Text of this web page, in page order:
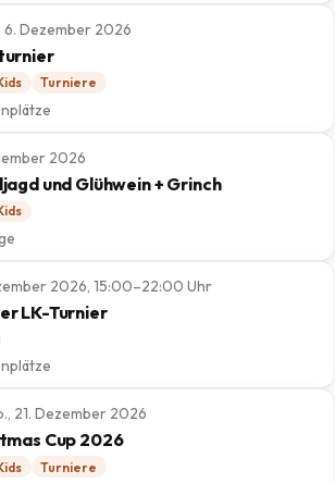
6. Dezember 2026
Turniere
2026
und Glühwein + Grinch
2026, 15:00–22:00 Uhr
LK-Turnier
21. Dezember 2026
Cup 2026
Turniere